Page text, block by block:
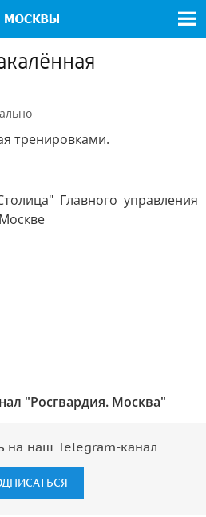
тренировками.
Главного управления
"Росгвардия. Москва"
на наш Telegram-канал